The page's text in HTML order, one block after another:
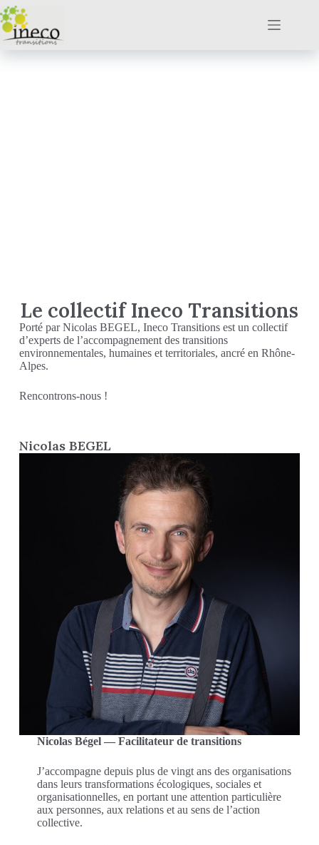
Le collectif Ineco Transitions
Porté par Nicolas BEGEL, Ineco Transitions est un collectif
d’experts de l’accompagnement des transitions
environnementales, humaines et territoriales, ancré en Rhône-
Alpes.
Rencontrons-nous !
Nicolas BEGEL
Nicolas Bégel — Facilitateur de transitions
J’accompagne depuis plus de vingt ans des organisations
dans leurs transformations écologiques, sociales et
organisationnelles, en portant une attention particulière
aux personnes, aux relations et au sens de l’action
collective.